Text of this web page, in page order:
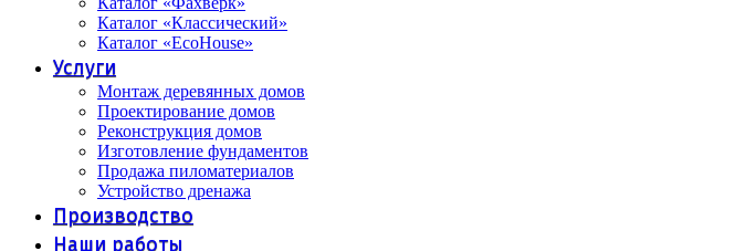
Каталог «Классический»
Каталог «EcoHouse»
Услуги
Монтаж деревянных домов
Проектирование домов
Реконструкция домов
Изготовление фундаментов
Продажа пиломатериалов
Устройство дренажа
Производство
Наши работы